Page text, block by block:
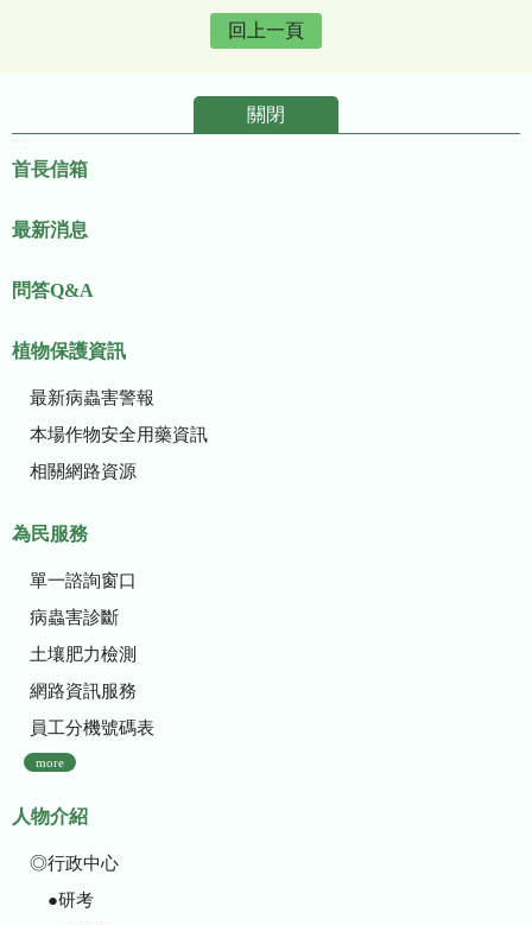
回上一頁
關閉
首長信箱
最新消息
問答Q&A
植物保護資訊
最新病蟲害警報
本場作物安全用藥資訊
相關網路資源
為民服務
單一諮詢窗口
病蟲害診斷
土壤肥力檢測
網路資訊服務
員工分機號碼表
more
人物介紹
◎行政中心
●研考